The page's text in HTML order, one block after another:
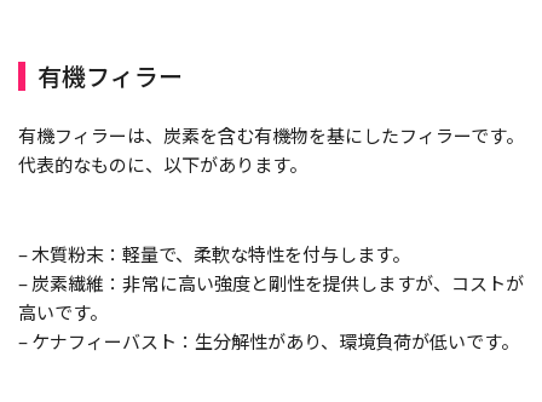
有機フィラー
有機フィラーは、炭素を含む有機物を基にしたフィラーです。
代表的なものに、以下があります。
– 木質粉末：軽量で、柔軟な特性を付与します。
– 炭素繊維：非常に高い強度と剛性を提供しますが、コストが
高いです。
– ケナフィーバスト：生分解性があり、環境負荷が低いです。